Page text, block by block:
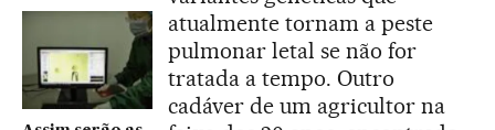
atualmente tornam a peste
pulmonar letal se não for
tratada a tempo. Outro
cadáver de um agricultor na